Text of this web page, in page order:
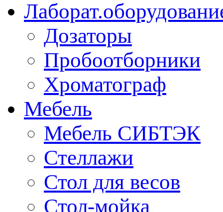
Дозаторы
Пробоотборники
Хроматограф
Мебель
Мебель СИБТЭК
Стеллажи
Стол для весов
Стол-мойка